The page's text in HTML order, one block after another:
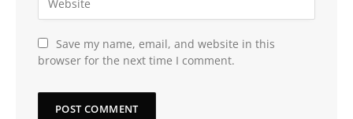
Save my name, email, and website in this
browser for the next time I comment.